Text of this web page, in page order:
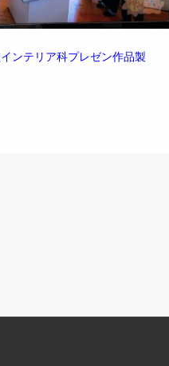
ンテリア科プレゼン作品製